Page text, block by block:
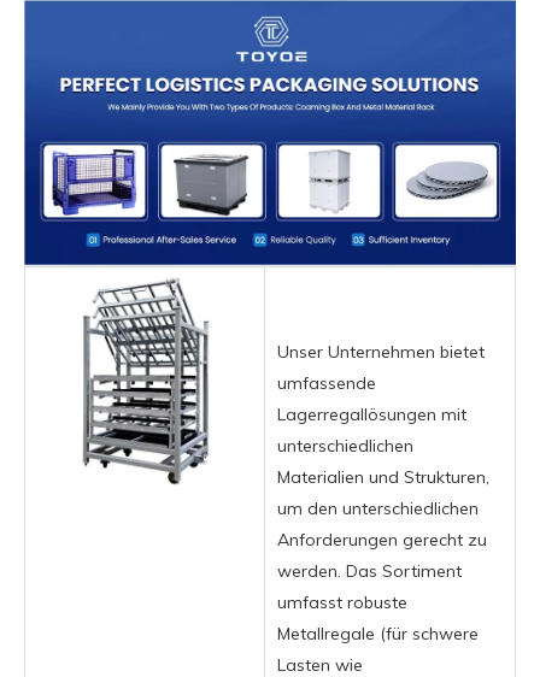
Unser Unternehmen bietet
umfassende
Lagerregallösungen mit
unterschiedlichen
Materialien und Strukturen,
um den unterschiedlichen
Anforderungen gerecht zu
werden. Das Sortiment
umfasst robuste
Metallregale (für schwere
Lasten wie